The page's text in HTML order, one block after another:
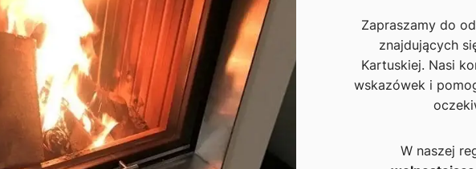
Zapraszamy do
znajdujących
Kartuskiej. Nasi
wskazówek i
W naszej